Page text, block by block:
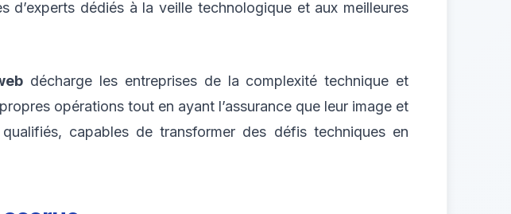
d’experts dédiés à la veille technologique et aux meilleures
décharge les entreprises de la complexité technique et
opérations tout en ayant l’assurance que leur image et
capables de transformer des défis techniques en